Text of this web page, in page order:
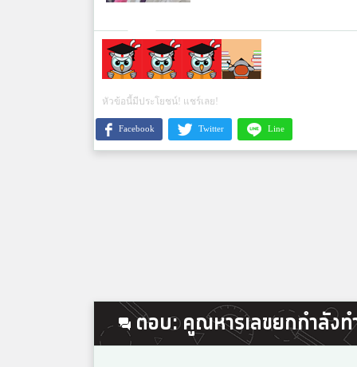
หัวข้อนี้มีประโยชน์! แชร์เลย!
Facebook Twitter Line
ตอบ: คูณหารเลขยกกำลังท